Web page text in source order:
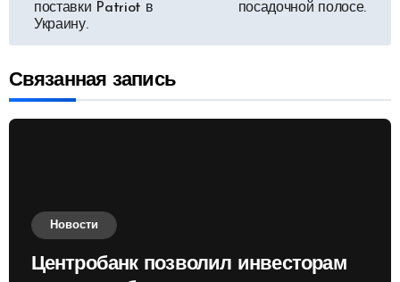
записям
поставки Patriot в
Украину.
посадочной полосе.
Связанная запись
Новости
Центробанк позволил инвесторам